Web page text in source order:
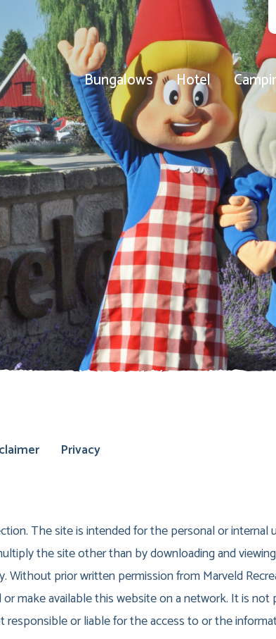
Bungalows Hotel
Privacy
The site is intended for the personal or internal
the site other than by downloading and
Without prior written permission from Marveld
make available this website on a network. It is
responsible or liable for the access to or the